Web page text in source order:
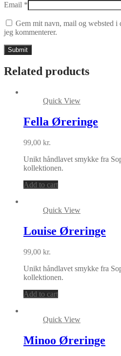
Email *
Gem mit navn, mail og websted i
jeg kommenterer.
Related products
Quick View
Fella Øreringe
99,00 kr.
Unikt håndlavet smykke fra
kollektionen.
Add to cart
Quick View
Louise Øreringe
99,00 kr.
Unikt håndlavet smykke fra
kollektionen.
Add to cart
Quick View
Minoo Øreringe